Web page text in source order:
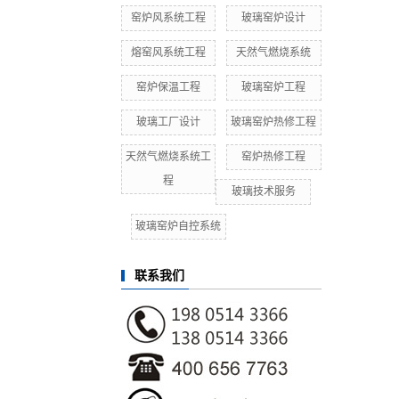
窑炉风系统工程 玻璃窑炉设计
熔窑风系统工程 天然气燃烧系统
窑炉保温工程 玻璃窑炉工程
玻璃工厂设计 玻璃窑炉热修工程
天然气燃烧系统工
程
窑炉热修工程
玻璃技术服务
玻璃窑炉自控系统
联系我们